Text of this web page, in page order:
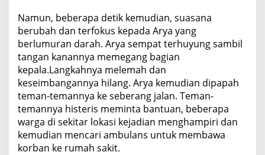
Namun, beberapa detik kemudian, suasana
berubah dan terfokus kepada Arya yang
berlumuran darah. Arya sempat terhuyung sambil
tangan kanannya memegang bagian
kepala.Langkahnya melemah dan
keseimbangannya hilang. Arya kemudian dipapah
teman-temannya ke seberang jalan. Teman-
temannya histeris meminta bantuan, beberapa
warga di sekitar lokasi kejadian menghampiri dan
kemudian mencari ambulans untuk membawa
korban ke rumah sakit.